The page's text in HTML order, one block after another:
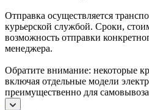
Отправка осуществляется
курьерской службой. Сроки,
возможность отправки
менеджера.
Обратите внимание: некоторые
включая отдельные модели
преимущественно для